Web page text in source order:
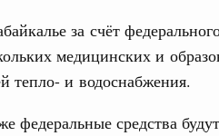
за счёт
медицинских и
тепло- и водоснабжения.
федеральные средства
Благотворительность
Татьяна Голикова